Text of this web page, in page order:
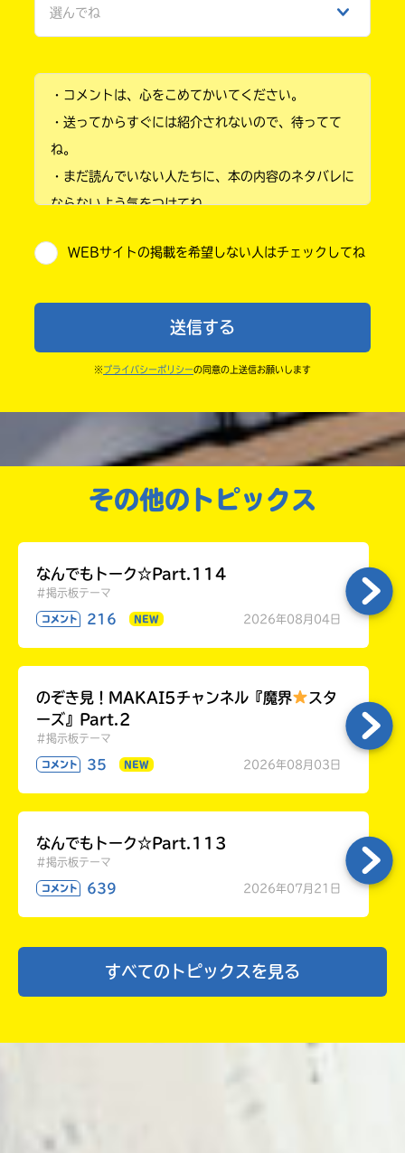
ひみつ
選んでね
小学2年
小学4年
小学6年
中学1年
・コメントは、心をこめてかいてください。
・送ってからすぐには紹介されないので、待ってて
ね。
・まだ読んでいない人たちに、本の内容のネタバレに
ならないよう気をつけてね。
が出るので、そこから応募してね。
・かき終えたら、人を傷つけていたり、個人情報をか
きこんでいたり、字がまちがっていたりしないか、読
WEBサイトの掲載を希望しない人はチェックしてね
送信する
※ プライバシーポリシーの同意の上送信お願いします
その他のトピックス
なんでもトーク☆Part.114
#掲示板テーマ
コメント 216 NEW 2026年08月04日
のぞき見！MAKAI5チャンネル『魔界
スタ
ーズ』Part.2
#掲示板テーマ
コメント 35 NEW 2026年08月03日
なんでもトーク☆Part.113
#掲示板テーマ
コメント 639 2026年07月21日
すべてのトピックスを見る